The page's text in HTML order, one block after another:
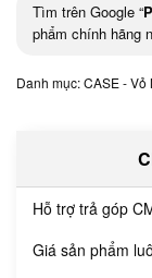
Tìm trên Google “
phẩm chính hãng
Danh mục:CASE - Vỏ
Hỗ trợ trả góp
Giá sản phẩm